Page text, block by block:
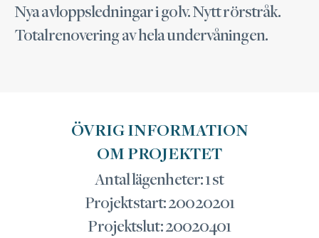
Nya avloppsledningar i golv. Nytt rörstråk.
Totalrenovering av hela undervåningen.
ÖVRIG INFORMATION
OM PROJEKTET
Antal lägenheter: 1 st
Projektstart: 20020201
Projektslut: 20020401